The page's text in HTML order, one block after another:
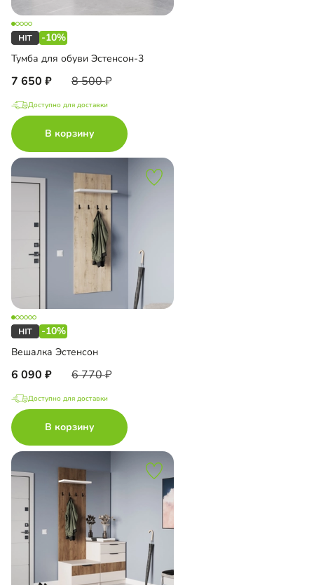
-10%
Тумба для обуви Эстенсон-3
7 650 8 500
Доступно для доставки
В корзину
-10%
Вешалка Эстенсон
6 090 6 770
Доступно для доставки
В корзину